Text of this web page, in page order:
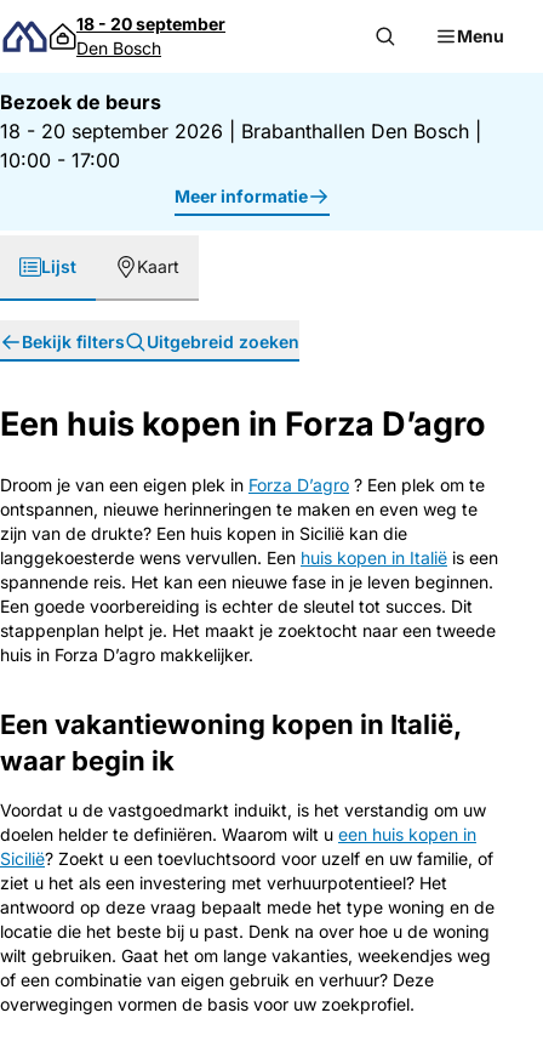
Direct naar inhoud
18 - 20 september
Den Bosch
Menu
Bezoek de beurs
18 - 20 september 2026
Brabanthallen Den Bosch
10:00 - 17:00
Meer informatie
Lijst Kaart
Bekijk filters Uitgebreid zoeken
Een huis kopen in Forza D’agro
Droom je van een eigen plek in Forza D’agro ? Een plek om te
ontspannen, nieuwe herinneringen te maken en even weg te
zijn van de drukte? Een huis kopen in Sicilië kan die
langgekoesterde wens vervullen. Een huis kopen in Italië is een
spannende reis. Het kan een nieuwe fase in je leven beginnen.
Een goede voorbereiding is echter de sleutel tot succes. Dit
stappenplan helpt je. Het maakt je zoektocht naar een tweede
huis in Forza D’agro makkelijker.
Een vakantiewoning kopen in Italië,
waar begin ik
Voordat u de vastgoedmarkt induikt, is het verstandig om uw
doelen helder te definiëren. Waarom wilt u een huis kopen in
Sicilië? Zoekt u een toevluchtsoord voor uzelf en uw familie, of
ziet u het als een investering met verhuurpotentieel? Het
antwoord op deze vraag bepaalt mede het type woning en de
locatie die het beste bij u past. Denk na over hoe u de woning
wilt gebruiken. Gaat het om lange vakanties, weekendjes weg
of een combinatie van eigen gebruik en verhuur? Deze
overwegingen vormen de basis voor uw zoekprofiel.